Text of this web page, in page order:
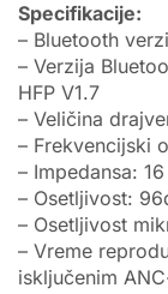
Specifikacije:
– Bluetooth
– Verzija
HFP V1.7
– Veličina
– Frekvencijski
– Impedansa:
– Osetljivost:
– Osetljivost
– Vreme
isključenim